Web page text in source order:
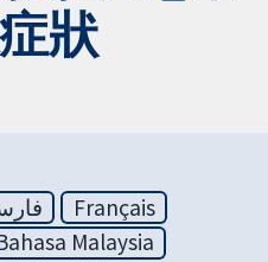
狀
Français
Malaysia